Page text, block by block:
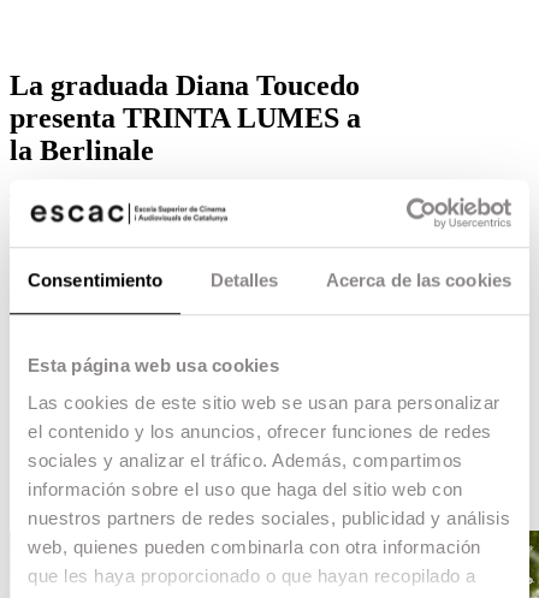
Consentimiento Detalles Acerca de las cookies
Esta página web usa cookies
Las cookies de este sitio web se usan para personalizar
el contenido y los anuncios, ofrecer funciones de redes
sociales y analizar el tráfico. Además, compartimos
información sobre el uso que haga del sitio web con
nuestros partners de redes sociales, publicidad y análisis
web, quienes pueden combinarla con otra información
que les haya proporcionado o que hayan recopilado a
La graduada Diana Toucedo
presenta TRINTA LUMES a
la Berlinale
Trinta Lumes, el segon llargmetratge de Diana
Toucedo, es presenta el pròxim 18 de febrer a la
secció Panorama del Festival de Berlin.
Graduada en lal’especialitat de Muntatge
muntat entre d’altres
La noche que no acaba
d’Isaki Lacuesta,Los desheredados de la també
graduada Laura Ferrés oJulia Ist d’Elena Martín,
per la que va estar nominada al Premi Gaudí al
Millor Muntatge, i ha dirigit el documental En
todas as mans.